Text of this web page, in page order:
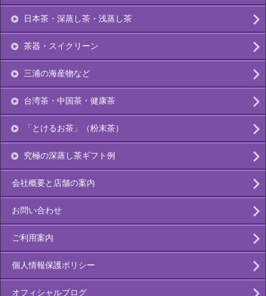
日本茶・深蒸し茶・浅蒸し茶
茶器・スイクリーン
三浦の海産物など
台湾茶・中国茶・健康茶
「とけるお茶」（粉末茶）
究極の深蒸し茶ギフト例
会社概要と店舗の案内
お問い合わせ
ご利用案内
個人情報保護ポリシー
オフィシャルブログ